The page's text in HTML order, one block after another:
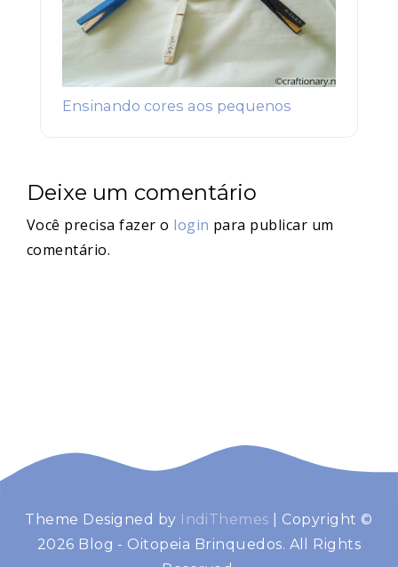
Ensinando cores aos pequenos
Deixe um comentário
Você precisa fazer o login para publicar um
comentário.
Theme Designed by IndiThemes
Copyright ©
2026 Blog - Oitopeia Brinquedos. All Rights